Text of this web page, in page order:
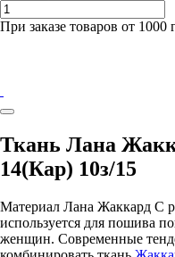
При заказе товаров от 1000
Ткань Лана
14(Кар) 10з/15
Материал Лана Жаккард С
используется для пошива
женщин. Современные